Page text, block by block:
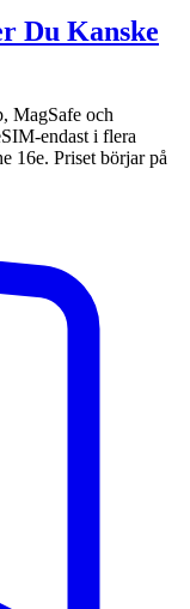
Du Kanske
MagSafe och
endast i flera
16e. Priset börjar på